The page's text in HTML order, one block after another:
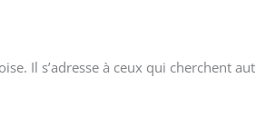
Il s’adresse à ceux qui cherchent